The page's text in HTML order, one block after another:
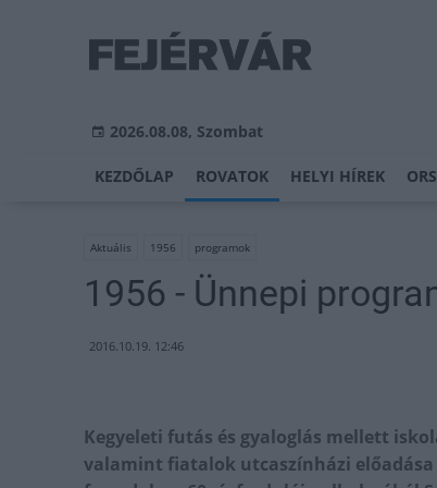
2026.08.08, Szombat
KEZDŐLAP ROVATOK HELYI HÍREK
Aktuális 1956 programok
1956 - Ünnepi
2016.10.19. 12:46
Kegyeleti futás és gyaloglás mellett
valamint fiatalok utcaszínházi előadása